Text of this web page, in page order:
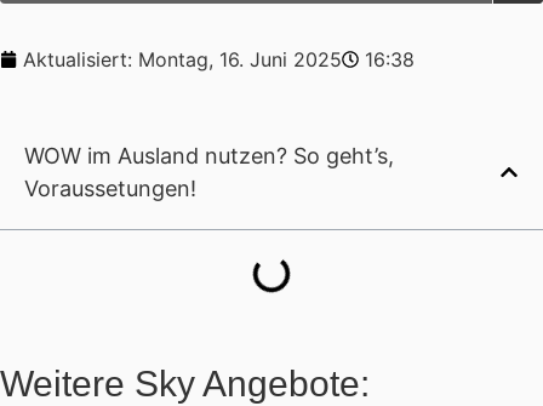
Aktualisiert: Montag, 16. Juni 2025 16:38
WOW im Ausland nutzen? So geht’s,
Voraussetungen!
Weitere Sky Angebote: